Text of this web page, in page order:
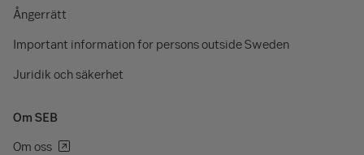
Ångerrätt
Important information for persons outside Sweden
Juridik och säkerhet
Om SEB
Om oss